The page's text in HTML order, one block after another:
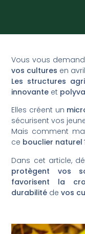
Vous vous
vos cultures en
Les structures
innovante et
Elles créent un
sécurisent vos
Mais comment
ce bouclier naturel
Dans cet article,
protègent vos
favorisent la
durabilité devos